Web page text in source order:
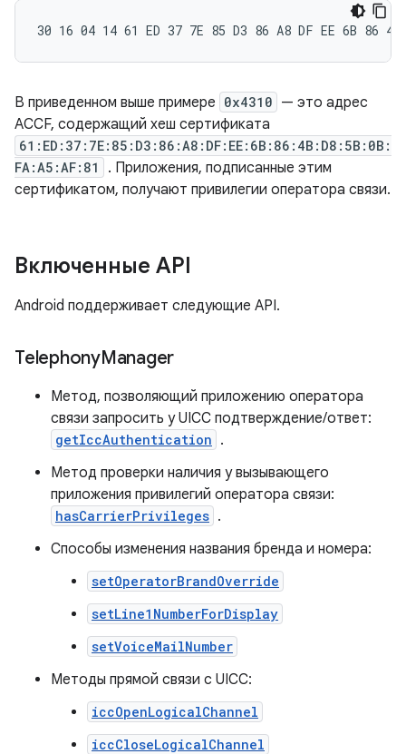
В приведенном выше примере 0x4310 — это адрес
ACCF, содержащий хеш сертификата
61:ED:37:7E:85:D3:86:A8:DF:EE:6B:86:4B:D8:5B:0B:
FA:A5:AF:81
. Приложения, подписанные этим
сертификатом, получают привилегии оператора связи.
Включенные API
Android поддерживает следующие API.
TelephonyManager
Метод, позволяющий приложению оператора
связи запросить у UICC подтверждение/ответ:
getIccAuthentication .
Метод проверки наличия у вызывающего
приложения привилегий оператора связи:
hasCarrierPrivileges .
Способы изменения названия бренда и номера:
setOperatorBrandOverride
setLine1NumberForDisplay
setVoiceMailNumber
Методы прямой связи с UICC:
iccOpenLogicalChannel
iccCloseLogicalChannel